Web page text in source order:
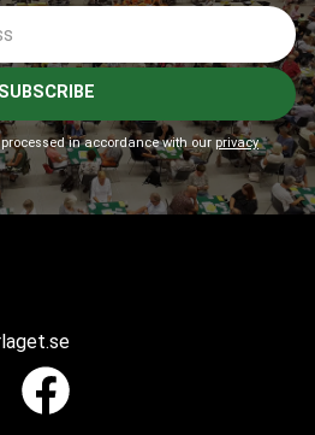
SUBSCRIBE
in accordance with our privacy